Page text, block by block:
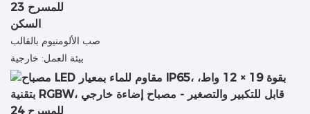
السكن
صب الألومنيوم بالقالب
بيئة العمل: خارجية